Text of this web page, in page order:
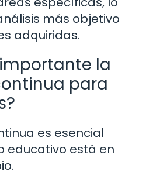
más objetivo
adquiridas.
la
para
es esencial
educativo está en